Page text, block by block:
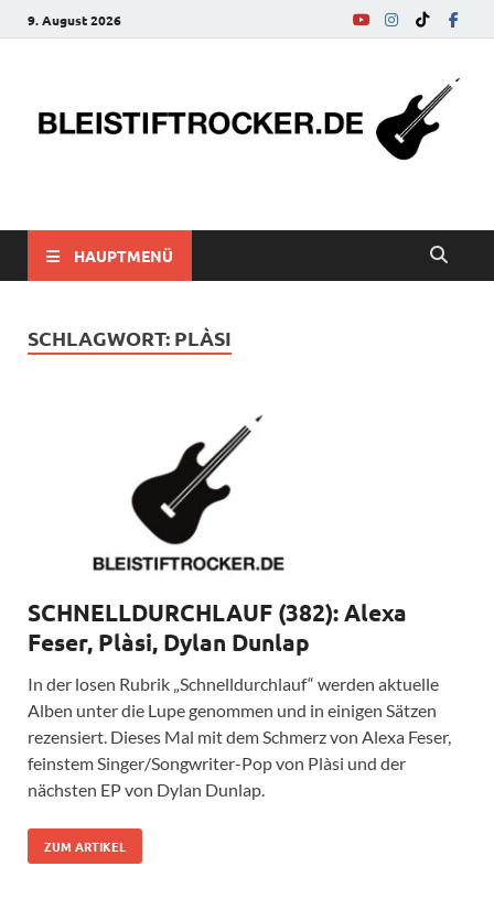
9. August 2026
bleistiftrocker.de
HAUPTMENÜ
SCHLAGWORT: PLÀSI
SCHNELLDURCHLAUF (382): Alexa
Feser, Plàsi, Dylan Dunlap
In der losen Rubrik „Schnelldurchlauf“ werden aktuelle
Alben unter die Lupe genommen und in einigen Sätzen
rezensiert. Dieses Mal mit dem Schmerz von Alexa Feser,
feinstem Singer/Songwriter-Pop von Plàsi und der
nächsten EP von Dylan Dunlap.
ZUM ARTIKEL